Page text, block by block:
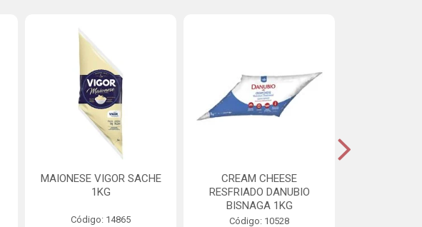
MAIONESE VIGOR SACHE
1KG
Código: 14865
CREAM CHEESE
RESFRIADO DANUBIO
BISNAGA 1KG
Código: 10528